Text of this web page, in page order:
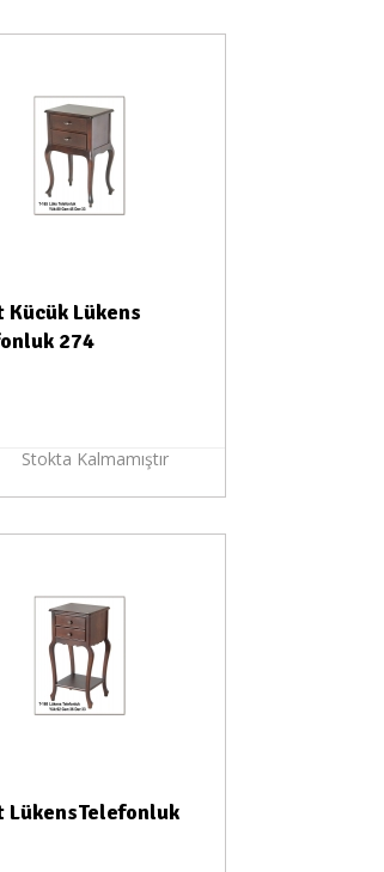
Kücük Lükens
274
Stokta Kalmamıştır
LükensTelefonluk